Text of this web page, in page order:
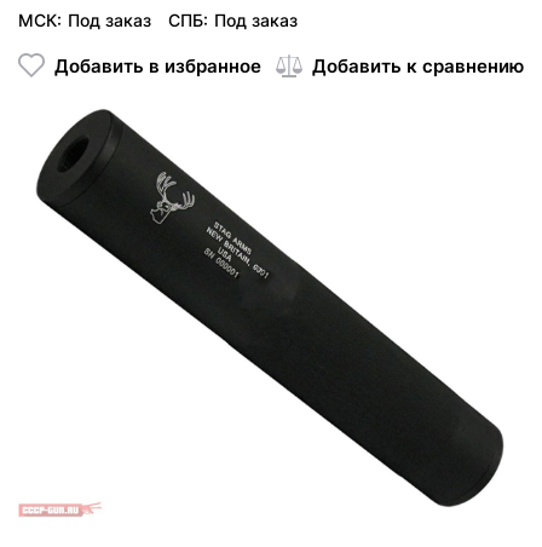
МСК: Под заказ СПБ: Под заказ
Добавить в избранное Добавить к сравнению